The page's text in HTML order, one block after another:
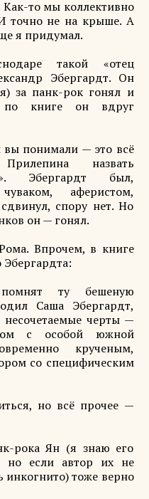
то мы коллективно
точно не на крыше. А
я придумал.
такой «отец
Эбергардт. Он
за панк-рок гонял и
по книге он вдруг
понимали — это всё
назвать
Эбергардт был,
аферистом,
спору нет. Но
он — гонял.
Впрочем, в книге
ту бешеную
Саша Эбергардт,
несочетаемые черты —
с особой южной
крученым,
со специфическим
но всё прочее —
рока Ян (я знаю его
но если автор их не
инкогнито) тоже верно